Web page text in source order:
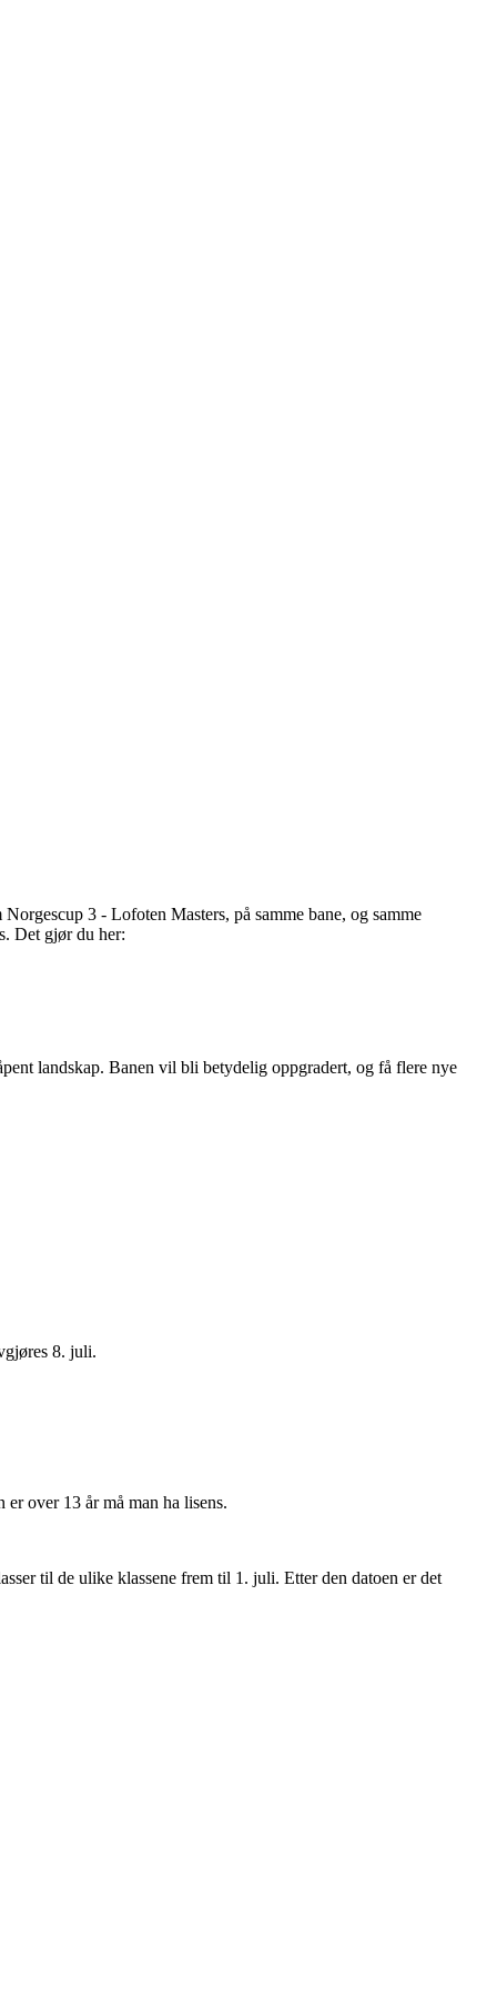
3 - Lofoten Masters, på samme bane, og samme
Det gjør du her:
landskap. Banen vil bli betydelig oppgradert, og få flere nye
8. juli.
over 13 år må man ha lisens.
til de ulike klassene frem til 1. juli. Etter den datoen er det